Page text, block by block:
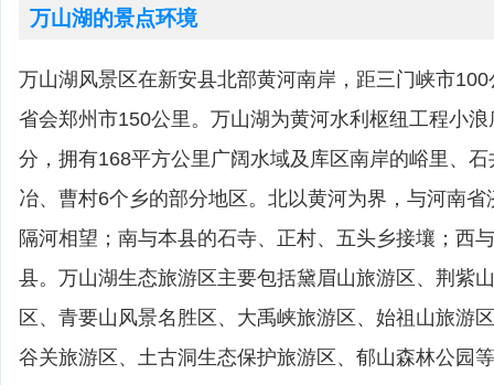
万山湖的景点环境
万山湖风景区在新安县北部黄河南岸，距三门峡市
省会郑州市150公里。万山湖为黄河水利枢纽工程小
分，拥有168平方公里广阔水域及库区南岸的峪里、
冶、曹村6个乡的部分地区。北以黄河为界，与河南
隔河相望；南与本县的石寺、正村、五头乡接壤；西
县。万山湖生态旅游区主要包括黛眉山旅游区、荆紫
区、青要山风景名胜区、大禹峡旅游区、始祖山旅游
谷关旅游区、土古洞生态保护旅游区、郁山森林公园